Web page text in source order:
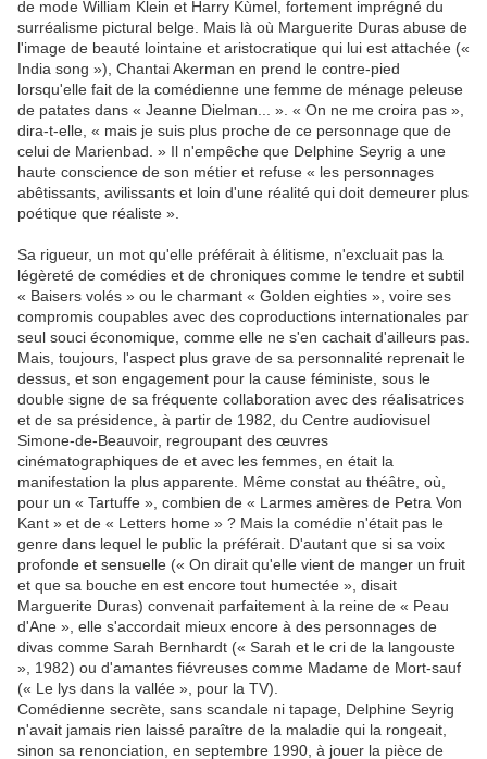
de mode William Klein et Harry Kùmel, fortement imprégné du
surréalisme pictural belge. Mais là où Marguerite Duras abuse de
l'image de beauté lointaine et aristocratique qui lui est attachée («
India song »), Chantai Akerman en prend le contre-pied
lorsqu'elle fait de la comédienne une femme de ménage peleuse
de patates dans « Jeanne Dielman... ». « On ne me croira pas »,
dira-t-elle, « mais je suis plus proche de ce personnage que de
celui de Marienbad. » Il n'empêche que Delphine Seyrig a une
haute conscience de son métier et refuse « les personnages
abêtissants, avilissants et loin d'une réalité qui doit demeurer plus
poétique que réaliste ».
Sa rigueur, un mot qu'elle préférait à élitisme, n'excluait pas la
légèreté de comédies et de chroniques comme le tendre et subtil
« Baisers volés » ou le charmant « Golden eighties », voire ses
compromis coupables avec des coproductions internationales par
seul souci économique, comme elle ne s'en cachait d'ailleurs pas.
Mais, toujours, l'aspect plus grave de sa personnalité reprenait le
dessus, et son engagement pour la cause féministe, sous le
double signe de sa fréquente collaboration avec des réalisatrices
et de sa présidence, à partir de 1982, du Centre audiovisuel
Simone-de-Beauvoir, regroupant des œuvres
cinématographiques de et avec les femmes, en était la
manifestation la plus apparente. Même constat au théâtre, où,
pour un « Tartuffe », combien de « Larmes amères de Petra Von
Kant » et de « Letters home » ? Mais la comédie n'était pas le
genre dans lequel le public la préférait. D'autant que si sa voix
profonde et sensuelle (« On dirait qu'elle vient de manger un fruit
et que sa bouche en est encore tout humectée », disait
Marguerite Duras) convenait parfaitement à la reine de « Peau
d'Ane », elle s'accordait mieux encore à des personnages de
divas comme Sarah Bernhardt (« Sarah et le cri de la langouste
», 1982) ou d'amantes fiévreuses comme Madame de Mort-sauf
(« Le lys dans la vallée », pour la TV).
Comédienne secrète, sans scandale ni tapage, Delphine Seyrig
n'avait jamais rien laissé paraître de la maladie qui la rongeait,
sinon sa renonciation, en septembre 1990, à jouer la pièce de